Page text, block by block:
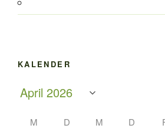
KALENDER
M D M D